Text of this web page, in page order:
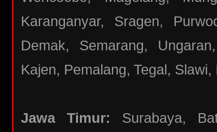
Karanganyar, Sragen,
Demak, Semarang,
Kajen, Pemalang, Tegal,
Jawa Timur: Surabaya,